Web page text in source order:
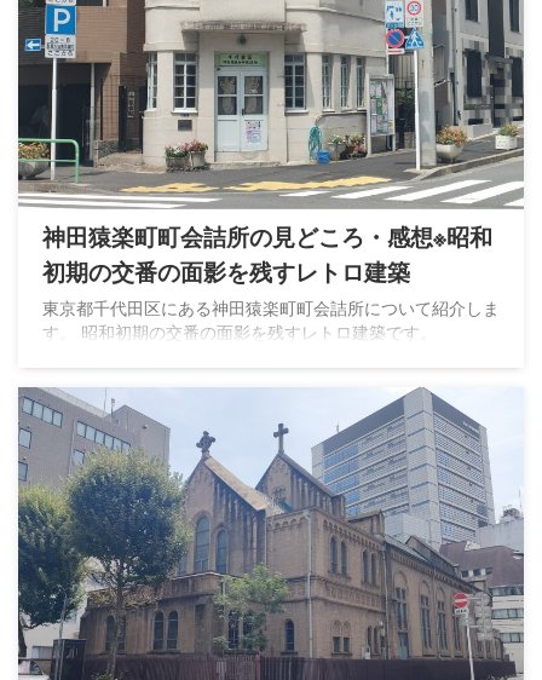
神田猿楽町町会詰所の見どころ・感想※昭和
初期の交番の面影を残すレトロ建築
東京都千代田区にある神田猿楽町町会詰所について紹介しま
す。 昭和初期の交番の面影を残すレトロ建築です。